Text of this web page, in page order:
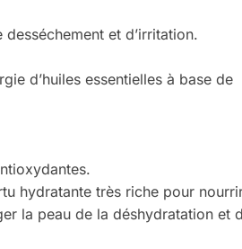
et d’irritation.
d’huiles essentielles à base de
hydratante très riche pour
la peau de la déshydratation et